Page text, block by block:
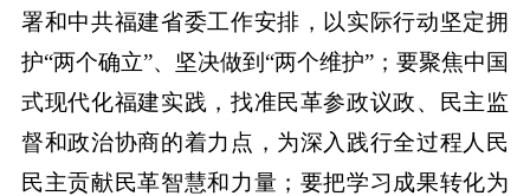
署和中共福建省委工作安排，以实际行动坚定拥
护“两个确立”、坚决做到“两个维护”；要聚焦中国
式现代化福建实践，找准民革参政议政、民主监
督和政治协商的着力点，为深入践行全过程人民
民主贡献民革智慧和力量；要把学习成果转化为